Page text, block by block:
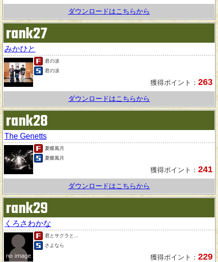
ダウンロードはこちらから
rank27
みかひと
君の涙
君の涙
獲得ポイント： 263
ダウンロードはこちらから
rank28
The Genetts
夏蝶風月
夏蝶風月
獲得ポイント： 241
ダウンロードはこちらから
rank29
くろさわかな
君とサクラと...
さよなら
獲得ポイント： 229